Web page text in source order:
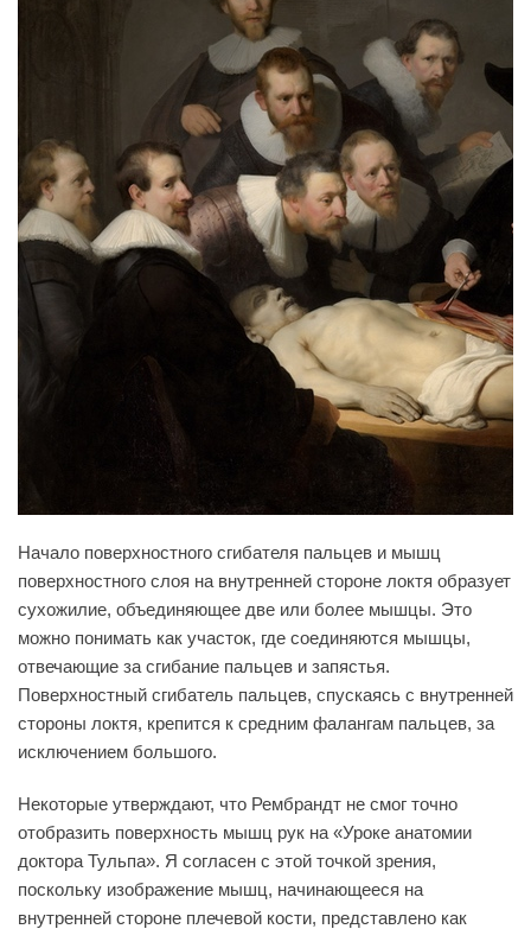
Начало поверхностного сгибателя пальцев и мышц
поверхностного слоя на внутренней стороне локтя образует
сухожилие, объединяющее две или более мышцы. Это
можно понимать как участок, где соединяются мышцы,
отвечающие за сгибание пальцев и запястья.
Поверхностный сгибатель пальцев, спускаясь с внутренней
стороны локтя, крепится к средним фалангам пальцев, за
исключением большого.
Некоторые утверждают, что Рембрандт не смог точно
отобразить поверхность мышц рук на «Уроке анатомии
доктора Тульпа». Я согласен с этой точкой зрения,
поскольку изображение мышц, начинающееся на
внутренней стороне плечевой кости, представлено как